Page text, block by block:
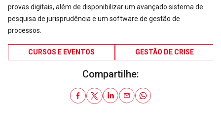
provas digitais, além de disponibilizar um avançado sistema de
pesquisa de jurisprudência e um software de gestão de
processos.
CURSOS E EVENTOS GESTÃO DE CRISE
Compartilhe: